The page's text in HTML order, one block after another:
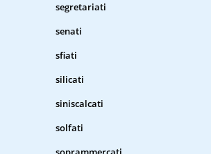
segretariati
senati
sfiati
silicati
siniscalcati
solfati